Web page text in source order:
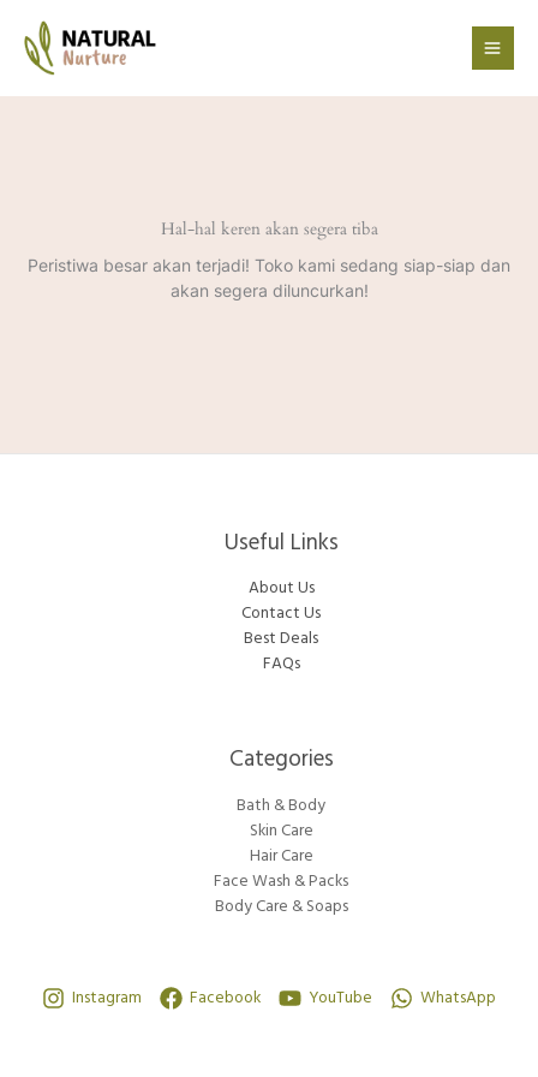
konten
Hal-hal keren akan segera tiba
Peristiwa besar akan terjadi! Toko kami sedang siap-siap dan
akan segera diluncurkan!
Useful Links
About Us
Contact Us
Best Deals
FAQs
Categories​
Bath & Body
Skin Care
Hair Care
Face Wash & Packs
Body Care & Soaps
Instagram Facebook YouTube WhatsApp